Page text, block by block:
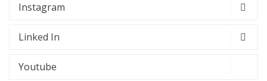
Instagram
Linked In
Youtube